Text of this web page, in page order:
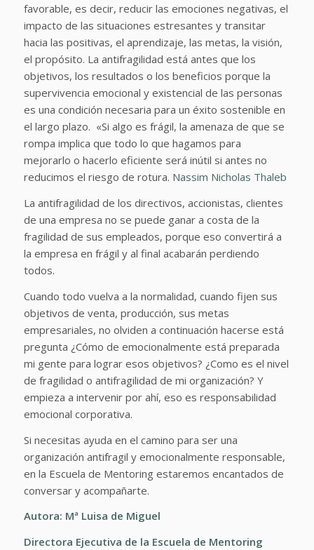
favorable, es decir, reducir las emociones negativas, el
impacto de las situaciones estresantes y transitar
hacia las positivas, el aprendizaje, las metas, la visión,
el propósito. La antifragilidad está antes que los
objetivos, los resultados o los beneficios porque la
supervivencia emocional y existencial de las personas
es una condición necesaria para un éxito sostenible en
el largo plazo. «Si algo es frágil, la amenaza de que se
rompa implica que todo lo que hagamos para
mejorarlo o hacerlo eficiente será inútil si antes no
reducimos el riesgo de rotura. Nassim Nicholas Thaleb
La antifragilidad de los directivos, accionistas, clientes
de una empresa no se puede ganar a costa de la
fragilidad de sus empleados, porque eso convertirá a
la empresa en frágil y al final acabarán perdiendo
todos.
Cuando todo vuelva a la normalidad, cuando fijen sus
objetivos de venta, producción, sus metas
empresariales, no olviden a continuación hacerse está
pregunta ¿Cómo de emocionalmente está preparada
mi gente para lograr esos objetivos? ¿Como es el nivel
de fragilidad o antifragilidad de mi organización? Y
empieza a intervenir por ahí, eso es responsabilidad
emocional corporativa.
Si necesitas ayuda en el camino para ser una
organización antifragil y emocionalmente responsable,
en la Escuela de Mentoring estaremos encantados de
conversar y acompañarte.
Autora: Mª Luisa de Miguel
Directora Ejecutiva de la Escuela de Mentoring